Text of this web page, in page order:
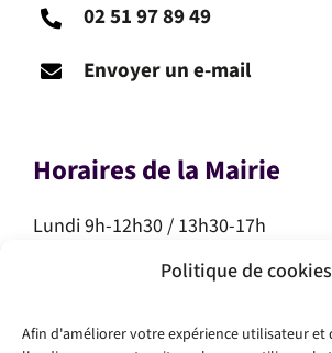
Politique de cookies
Afin d'améliorer votre expérience utilisateur et
02 51 97 89 49
Envoyer un e-mail
Horaires de la Mairie
Lundi 9h-12h30 / 13h30-17h
Mardi 9h-12h30 / 13h30-17h
Mercredi 9h-12h30
Vendredi 9h-12h30 / 13h30-17h